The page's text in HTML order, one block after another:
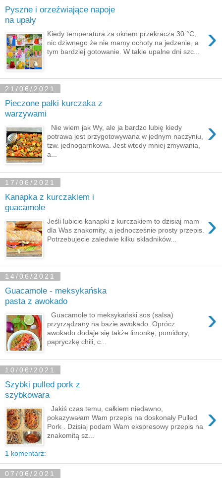
Pyszne i orzeźwiające napoje
na upały
›
Kiedy temperatura za oknem przekracza 30 °C,
nic dziwnego że nie mamy ochoty na jedzenie, a
tym bardziej gotowanie. W takie upalne dni szc...
21/06/2021
Pieczone pałki kurczaka z
warzywami
›
Nie wiem jak Wy, ale ja bardzo lubię kiedy
potrawa jest przygotowywana w jednym naczyniu,
tzw. jednogarnkowa. Jest wtedy mniej zmywania,
a...
17/06/2021
Kanapka z kurczakiem i
guacamole
›
Jeśli lubicie kanapki z kurczakiem to dzisiaj mam
dla Was znakomity, a jednocześnie prosty przepis.
Potrzebujecie zaledwie kilku składników...
14/06/2021
Guacamole - meksykańska
pasta z awokado
›
Guacamole to meksykański sos (salsa)
przyrządzany na bazie awokado. Oprócz
awokado dodaje się także limonkę, pomidory,
papryczkę chili, c...
10/06/2021
Szybki pulled pork z
szybkowara
›
Jakiś czas temu, całkiem niedawno,
pokazywałam Wam przepis na doskonały Pulled
Pork . Dzisiaj podam Wam ekspresowy przepis na
znakomitą sz...
1 komentarz:
07/06/2021